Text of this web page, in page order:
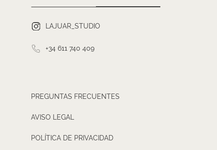
LAJUAR_STUDIO
+34 611 740 409
PREGUNTAS FRECUENTES
AVISO LEGAL
POLÍTICA DE PRIVACIDAD